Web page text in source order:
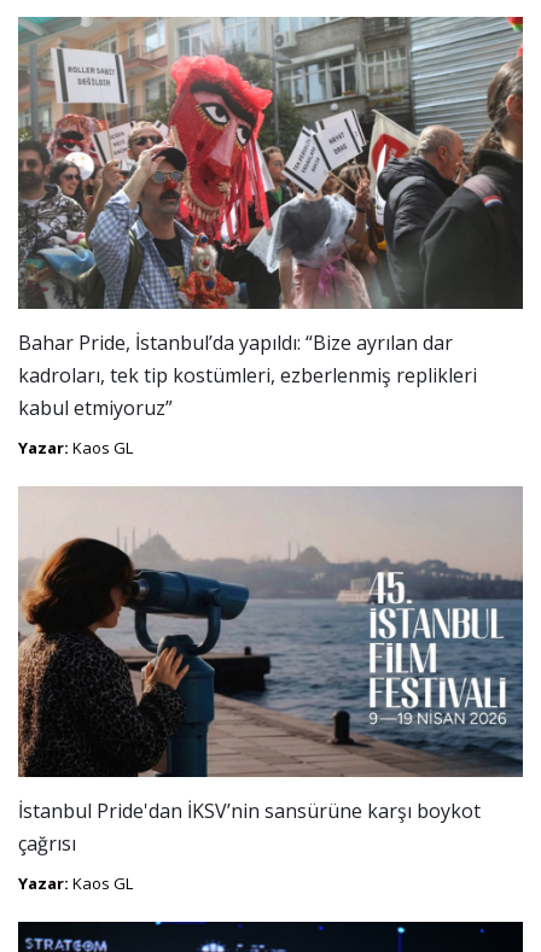
Bahar Pride, İstanbul’da yapıldı: “Bize ayrılan dar
kadroları, tek tip kostümleri, ezberlenmiş replikleri
kabul etmiyoruz”
Yazar: Kaos GL
İstanbul Pride'dan İKSV’nin sansürüne karşı boykot
çağrısı
Yazar: Kaos GL